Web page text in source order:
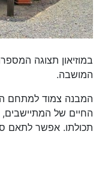
המושבה.
המבנה צמוד למתחם
החיים של
תכולתו. אפשר לתאם